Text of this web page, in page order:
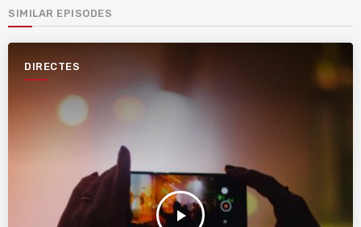
SIMILAR EPISODES
DIRECTES
play_arrow